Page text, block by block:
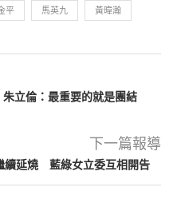
平 馬英九 黃暐瀚
立倫：最重要的就是團結
下一篇報導
續延燒 藍綠女立委互相開告